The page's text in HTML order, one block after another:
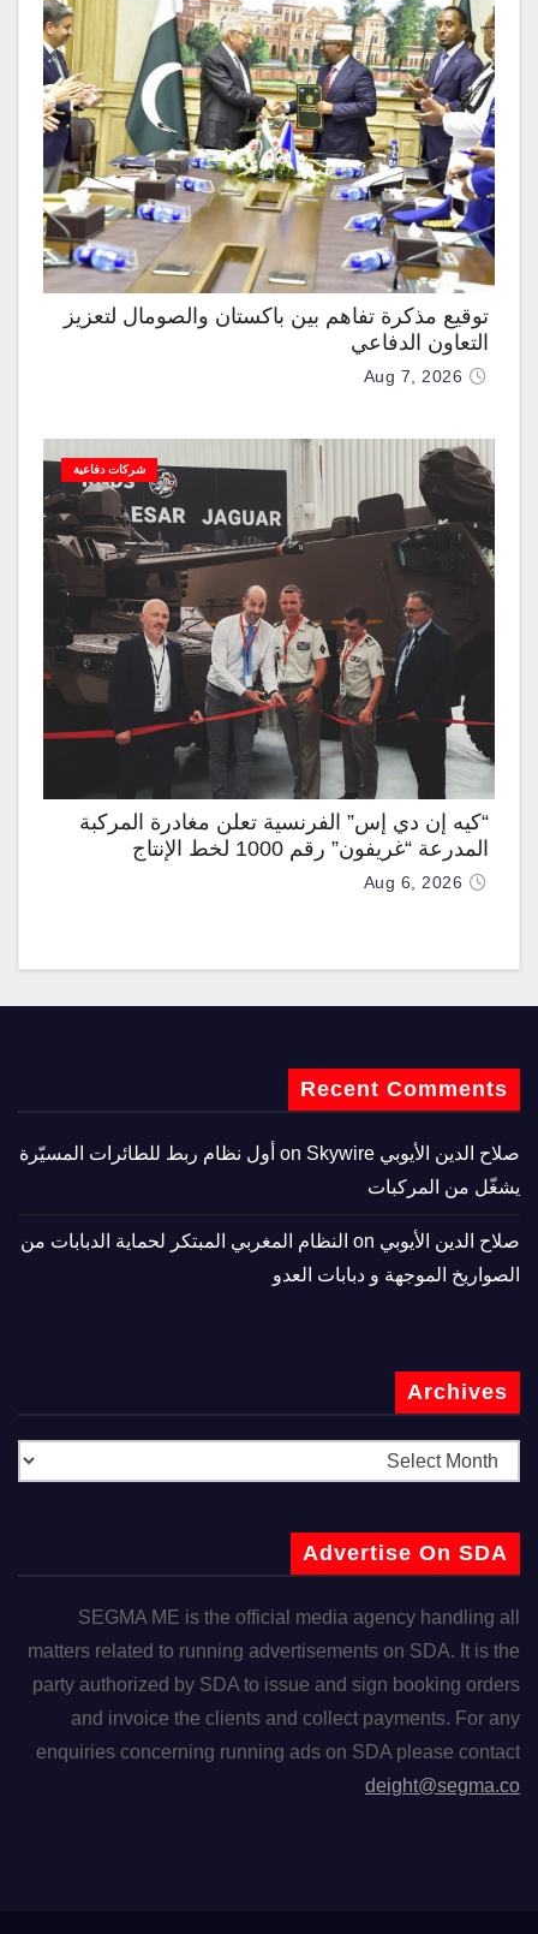
توقيع مذكرة تفاهم بين باكستان والصومال لتعزيز
التعاون الدفاعي
Aug 7, 2026
شركات دفاعية
“كيه إن دي إس” الفرنسية تعلن مغادرة المركبة
المدرعة “غريفون” رقم 1000 لخط الإنتاج
Aug 6, 2026
Recent Comments
صلاح الدين الأيوبي
Skywire أول نظام ربط للطائرات المسيّرة
يشغّل من المركبات
صلاح الدين الأيوبي
النظام المغربي المبتكر لحماية الدبابات من
الصواريخ الموجهة و دبابات العدو
Archives
Advertise On SDA
SEGMA ME is the official media agency handling all
matters related to running advertisements on SDA. It is the
party authorized by SDA to issue and sign booking orders
and invoice the clients and collect payments. For any
enquiries concerning running ads on SDA please contact
deight@segma.co